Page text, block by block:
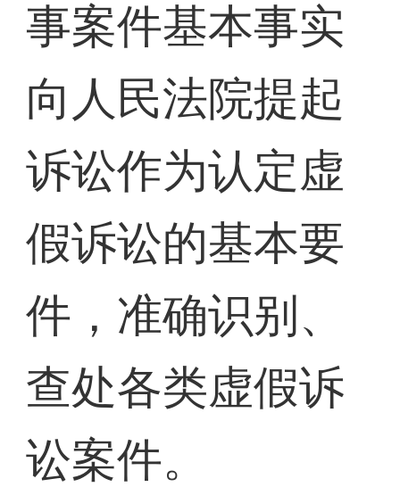
事案件基本事实
向人民法院提起
诉讼作为认定虚
假诉讼的基本要
件，准确识别、
查处各类虚假诉
讼案件。